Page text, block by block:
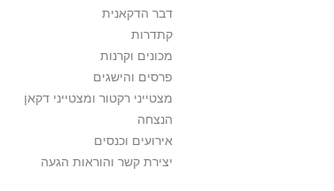
דבר הדקאנית
קתדרות
מכונים וקרנות
פרסים והישגים
מצטייני רקטור ומצטייני דקאן
הנצחה
אירועים וכנסים
יצירת קשר והוראות הגעה